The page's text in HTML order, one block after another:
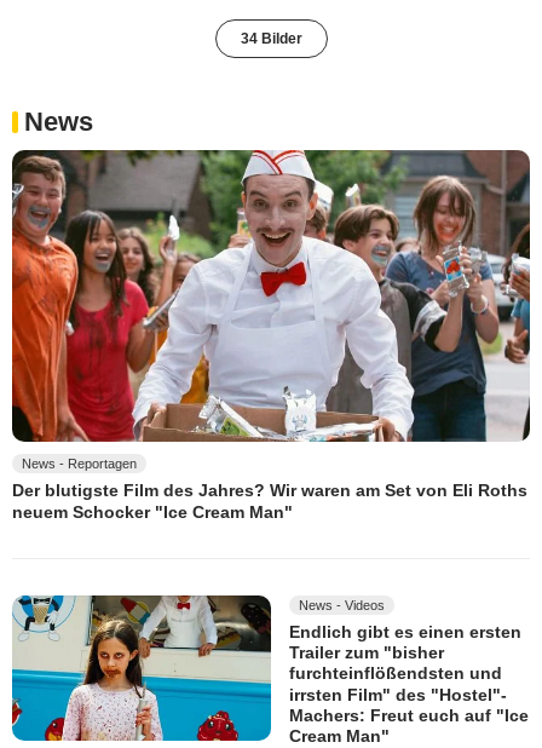
34 Bilder
News
News - Reportagen
Der blutigste Film des Jahres? Wir waren am Set von Eli Roths
neuem Schocker "Ice Cream Man"
News - Videos
Endlich gibt es einen ersten
Trailer zum "bisher
furchteinflößendsten und
irrsten Film" des "Hostel"-
Machers: Freut euch auf "Ice
Cream Man"